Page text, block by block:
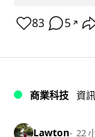
83 5 ↗
商業科技 資
Lawton 22